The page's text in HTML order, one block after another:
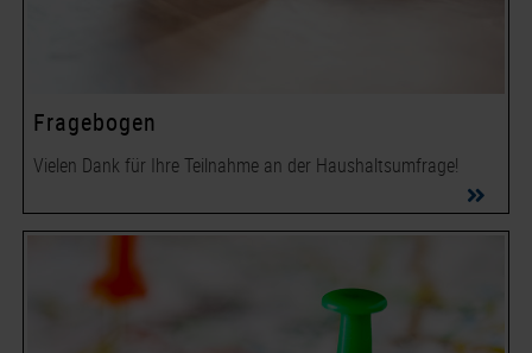
Fragebogen
Vielen Dank für Ihre Teilnahme an der Haushaltsumfrage!